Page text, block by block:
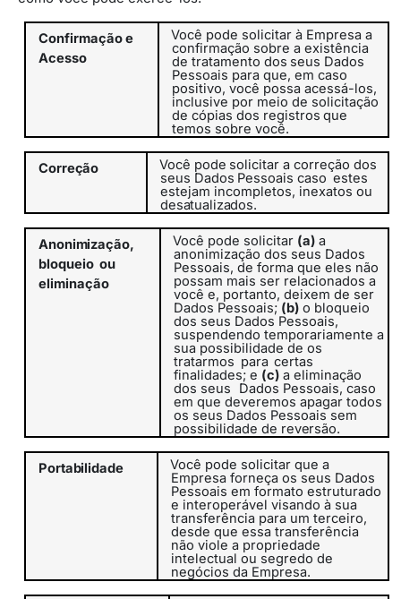
Confirmaçãoe
Acesso
Você pode solicitar à Empresa a
confirmação sobre a existência
de tratamento dos seus Dados
Pessoais para que, em caso
positivo, você possa acessá-los,
inclusive por meio de solicitação
de cópias dos registros que
temos sobre você.
Correção Você pode solicitar a correção dos
seus Dados Pessoais caso estes
estejam incompletos, inexatos ou
desatualizados.
Anonimização,
bloqueio ou
eliminação
Você pode solicitar (a) a
anonimização dos seus Dados
Pessoais, de forma que eles não
possam mais ser relacionados a
você e, portanto, deixem de ser
Dados Pessoais; (b) o bloqueio
dos seus Dados Pessoais,
suspendendo temporariamente a
sua possibilidade de os
tratarmos para certas
finalidades; e (c) a eliminação
dos seus
Dados Pessoais, caso
em que deveremos apagar todos
os seus Dados Pessoais sem
possibilidade de reversão.
Portabilidade
Você pode solicitar que a
Empresa forneça os seus Dados
Pessoais em formato estruturado
e interoperável visando à sua
transferência para um terceiro,
desde que essa transferência
não viole a propriedade
intelectual ou segredo de
negócios da Empresa.